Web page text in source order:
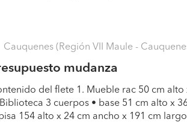
Cauquenes (Región VII Maule -
mudanza
del flete 1. Mueble rac 50 cm alto
3 cuerpos • base 51 cm alto x
154 alto x 24 cm ancho x 191 cm